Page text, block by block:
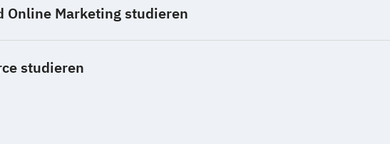
Online Marketing studieren
studieren